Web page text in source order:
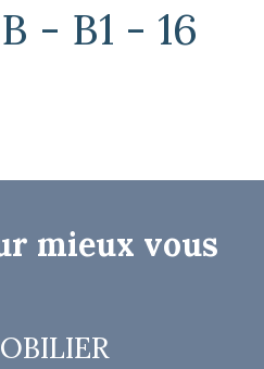
- B1 - 16
mieux vous